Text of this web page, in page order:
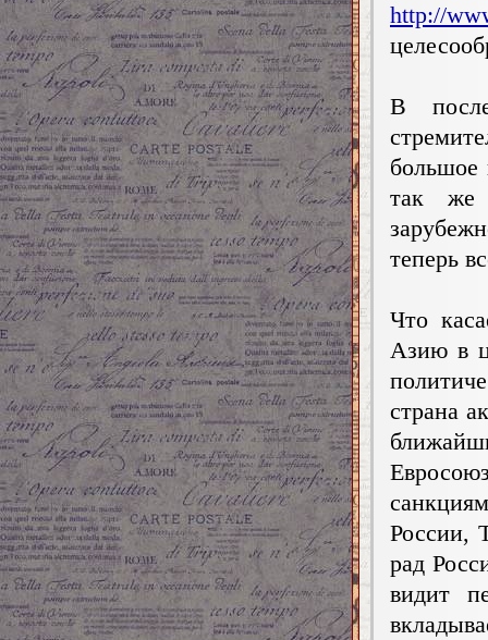
http://
В
большое
так же
теперь
Что
Азию в
страна
России,
рад
видит